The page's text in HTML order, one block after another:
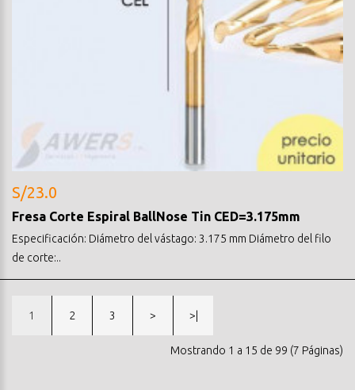
S/23.0
Fresa Corte Espiral BallNose Tin CED=3.175mm
Especificación: Diámetro del vástago: 3.175 mm Diámetro del filo
de corte:..
1 2 3 > >|
Mostrando 1 a 15 de 99 (7 Páginas)